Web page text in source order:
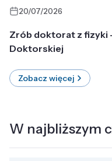
20/07/2026
Zrób doktorat z fizyki
Doktorskiej
Zobacz więcej
W najbliższym